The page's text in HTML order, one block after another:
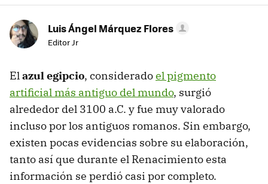
Luis Ángel Márquez Flores
Editor Jr
Elazul egipcio, consideradoel pigmento
artificial más antiguo del mundo, surgió
alrededor del 3100 a.C. y fue muy valorado
incluso por los antiguos romanos. Sin embargo,
existen pocas evidencias sobre su elaboración,
tanto así que durante el Renacimiento esta
información se perdió casi por completo.